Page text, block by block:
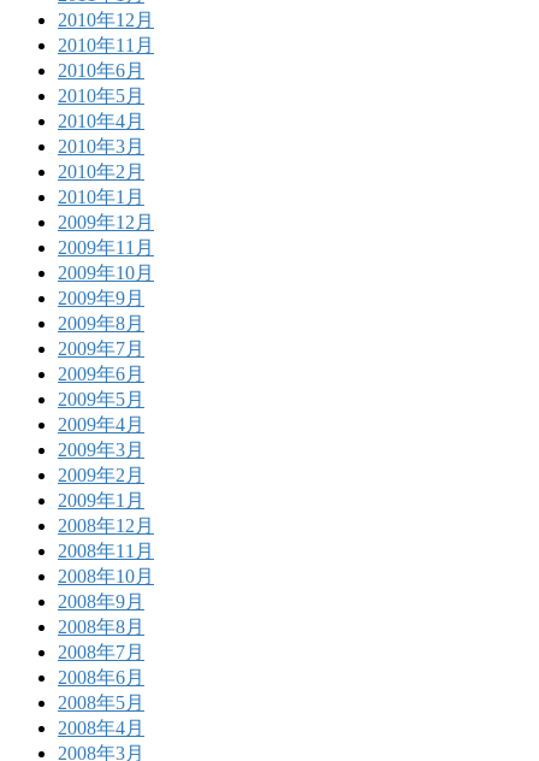
2010年12月
2010年11月
2010年6月
2010年5月
2010年4月
2010年3月
2010年2月
2010年1月
2009年12月
2009年11月
2009年10月
2009年9月
2009年8月
2009年7月
2009年6月
2009年5月
2009年4月
2009年3月
2009年2月
2009年1月
2008年12月
2008年11月
2008年10月
2008年9月
2008年8月
2008年7月
2008年6月
2008年5月
2008年4月
2008年3月